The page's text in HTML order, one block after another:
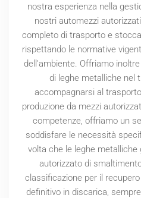
nostra esperienza nella
nostri automezzi
completo di trasporto e
rispettando le normative
dell'ambiente. Offriamo
di leghe metalliche nel
accompagnarsi al
produzione da mezzi
competenze, offriamo un
soddisfare le necessità
volta che le leghe
autorizzato di
classificazione per il
definitivo in discarica,